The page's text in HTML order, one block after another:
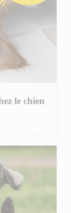
le chien